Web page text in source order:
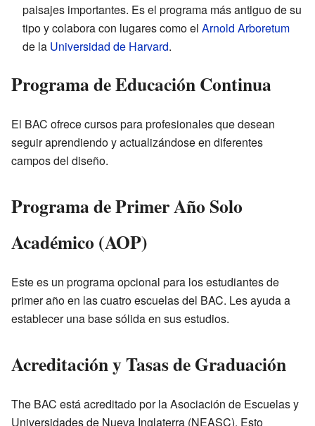
paisajes importantes. Es el programa más antiguo de su
tipo y colabora con lugares como el Arnold Arboretum
de la Universidad de Harvard.
Programa de Educación Continua
El BAC ofrece cursos para profesionales que desean
seguir aprendiendo y actualizándose en diferentes
campos del diseño.
Programa de Primer Año Solo
Académico (AOP)
Este es un programa opcional para los estudiantes de
primer año en las cuatro escuelas del BAC. Les ayuda a
establecer una base sólida en sus estudios.
Acreditación y Tasas de Graduación
The BAC está acreditado por la Asociación de Escuelas y
Universidades de Nueva Inglaterra (NEASC). Esto